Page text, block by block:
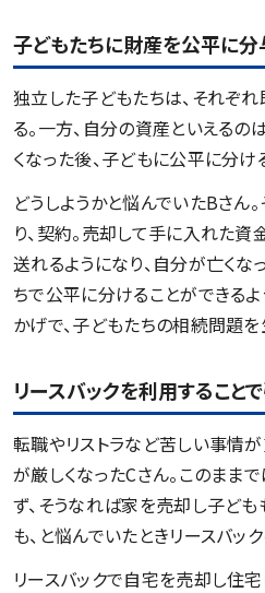
子どもたちに財産を公平に分
独立した子どもたちは、それぞ
る。一方、自分の資産といえる
くなった後、子どもに公平に分け
どうしようかと悩んでいたBさん
り、契約。売却して手に入れた
送れるようになり、自分が亡く
ちで公平に分けることができるよ
かげで、子どもたちの相続問題
リースバックを利用すること
転職やリストラなど苦しい事情
が厳しくなったCさん。このまま
ず、そうなれば家を売却し子ど
も、と悩んでいたときリースバック
リースバックで自宅を売却し住